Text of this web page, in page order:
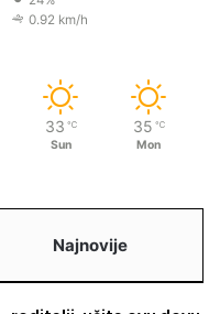
0.92 km/h
33 ℃
Sun
35 ℃
Mon
Najnovije